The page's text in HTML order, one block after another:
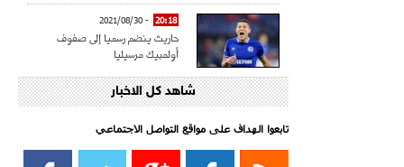
20:18
- 2021/08/30
حاريث ينضم رسميا إلى صفوف
أولمبيك مرسيليا
15:39
- 2021/08/15
كراوتش:"سانشو صفقة الموسم في
كل الدوريات"
شاهد كل الاخبار
تابعوا الهداف على مواقع التواصل الاجتماعي‎